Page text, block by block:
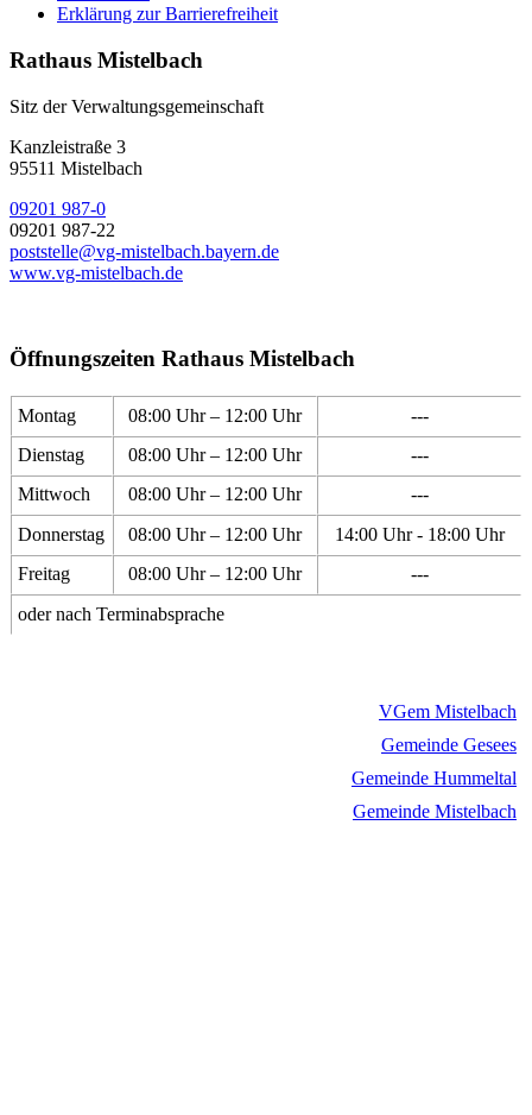
Erklärung zur Barrierefreiheit
Rathaus Mistelbach
Sitz der Verwaltungsgemeinschaft
Kanzleistraße 3
95511 Mistelbach
09201 987-0
09201 987-22
poststelle@vg-mistelbach.bayern.de
www.vg-mistelbach.de
Öffnungszeiten Rathaus Mistelbach
Montag 08:00 Uhr – 12:00 Uhr
---
Dienstag
08:00 Uhr – 12:00 Uhr
---
Mittwoch
08:00 Uhr – 12:00 Uhr
---
Donnerstag
08:00 Uhr – 12:00 Uhr
14:00 Uhr - 18:00 Uhr
Freitag
08:00 Uhr – 12:00 Uhr
---
oder nach Terminabsprache
VGem Mistelbach
Gemeinde Gesees
Gemeinde Hummeltal
Gemeinde Mistelbach